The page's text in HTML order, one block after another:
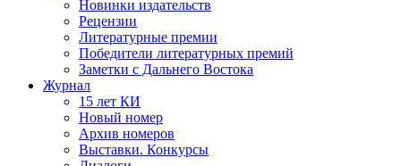
Новинки издательств
Рецензии
Литературные премии
Победители литературных премий
Заметки с Дальнего Востока
Журнал
15 лет КИ
Новый номер
Архив номеров
Выставки. Конкурсы